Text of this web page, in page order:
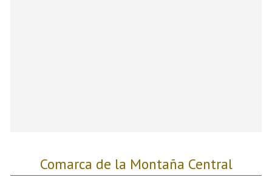
Comarca de la Montaña Central